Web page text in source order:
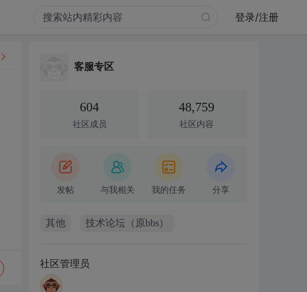
登录/注册
客服专区
604
社区成员
48,759
社区内容
发帖 与我相关 我的任务 分享
其他 技术论坛（原bbs）
社区管理员